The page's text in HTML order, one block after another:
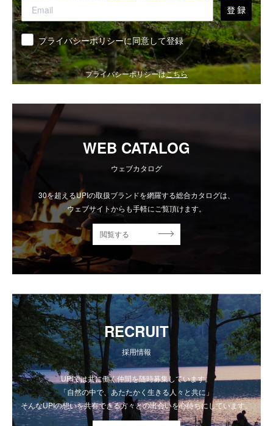
登 録
同意 プライバシーポリシーに同意して登録
プライバシーポリシーはこちら
WEB CATALOG
ウェブカタログ
30を超えるUPIの取扱ブランドを網羅する総合カタログは、
ウェブサイトからも手軽にご覧頂けます。
閲覧する
RECRUIT
採用情報
UPIでは共に働く仲間を随時募集しています。
「自然の中で、あたたかく生きる人々と共に」
そんなUPIの想いを共有できる方々との出会いを心待ちにしています。